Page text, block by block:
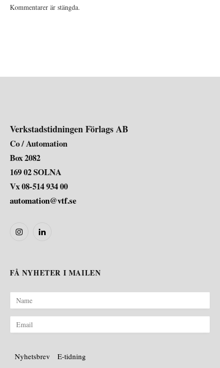
Kommentarer är stängda.
Verkstadstidningen Förlags AB
Co / Automation
Box 2082
169 02 SOLNA
Vx 08-514 934 00
automation@vtf.se
InstagramLinkedIn
FÅ NYHETER I MAILEN
Nyhetsbrev E-tidning